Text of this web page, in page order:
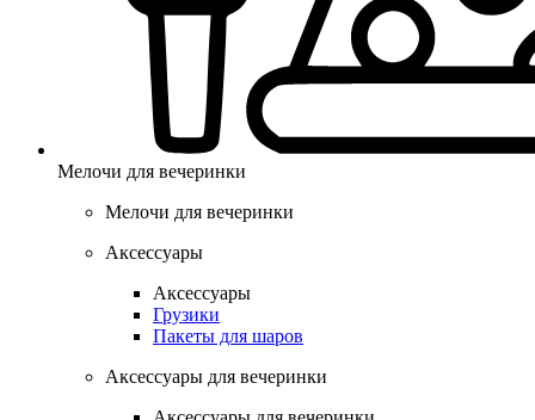
Мелочи для вечеринки
Мелочи для вечеринки
Аксессуары
Аксессуары
Грузики
Пакеты для шаров
Аксессуары для вечеринки